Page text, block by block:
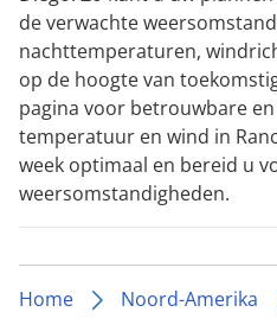
de verwachte
nachttemperaturen,
op de hoogte van
pagina voor betrouwbare
temperatuur en wind in
week optimaal en bereid u
weersomstandigheden.
Home Noord-Amerika